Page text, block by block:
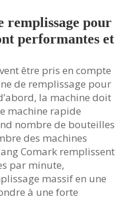
remplissage pour
performantes et
être pris en compte
de remplissage pour
la machine doit
machine rapide
nombre de bouteilles
des machines
Comark remplissent
par minute,
massif en une
à une forte